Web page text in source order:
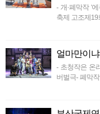
- 개·폐막작 ‘
축제 고조제19
얼마만이
- 초청작은 온
버벌극- 폐막작